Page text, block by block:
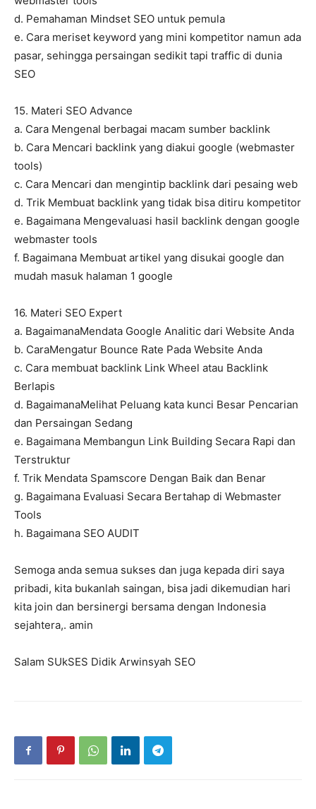
d. Pemahaman Mindset SEO untuk pemula
e. Cara meriset keyword yang mini kompetitor namun ada
pasar, sehingga persaingan sedikit tapi traffic di dunia
SEO
15. Materi SEO Advance
a. Cara Mengenal berbagai macam sumber backlink
b. Cara Mencari backlink yang diakui google (webmaster
tools)
c. Cara Mencari dan mengintip backlink dari pesaing web
d. Trik Membuat backlink yang tidak bisa ditiru kompetitor
e. Bagaimana Mengevaluasi hasil backlink dengan google
webmaster tools
f. Bagaimana Membuat artikel yang disukai google dan
mudah masuk halaman 1 google
16. Materi SEO Expert
a. BagaimanaMendata Google Analitic dari Website Anda
b. CaraMengatur Bounce Rate Pada Website Anda
c. Cara membuat backlink Link Wheel atau Backlink
Berlapis
d. BagaimanaMelihat Peluang kata kunci Besar Pencarian
dan Persaingan Sedang
e. Bagaimana Membangun Link Building Secara Rapi dan
Terstruktur
f. Trik Mendata Spamscore Dengan Baik dan Benar
g. Bagaimana Evaluasi Secara Bertahap di Webmaster
Tools
h. Bagaimana SEO AUDIT
Semoga anda semua sukses dan juga kepada diri saya
pribadi, kita bukanlah saingan, bisa jadi dikemudian hari
kita join dan bersinergi bersama dengan Indonesia
sejahtera,. amin
Salam SUkSES Didik Arwinsyah SEO